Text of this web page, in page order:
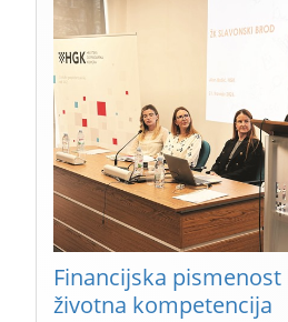
Financijska
životna kompetencija